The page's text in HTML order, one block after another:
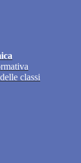
classi